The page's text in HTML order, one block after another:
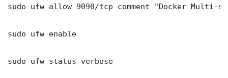
sudo ufw allow 9090/tcp comment "Docker Multi-
sudo ufw enable
sudo ufw status verbose